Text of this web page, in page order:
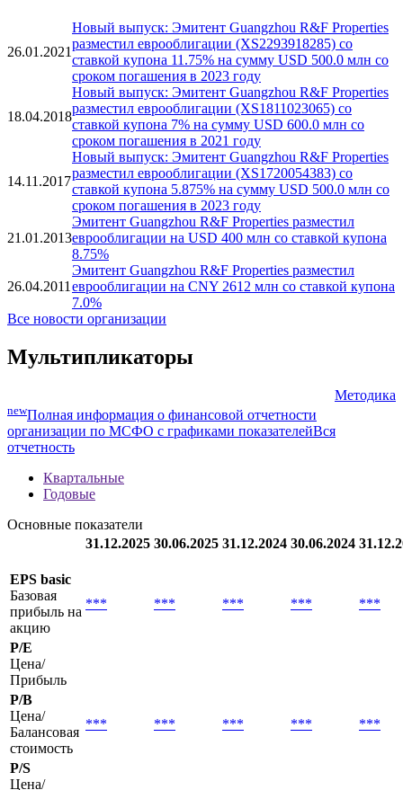
26.01.2021
Новый выпуск: Эмитент Guangzhou R&F Properties
разместил еврооблигации (XS2293918285) со
ставкой купона 11.75% на сумму USD 500.0 млн со
сроком погашения в 2023 году
18.04.2018
Новый выпуск: Эмитент Guangzhou R&F Properties
разместил еврооблигации (XS1811023065) со
ставкой купона 7% на сумму USD 600.0 млн со
сроком погашения в 2021 году
14.11.2017
Новый выпуск: Эмитент Guangzhou R&F Properties
разместил еврооблигации (XS1720054383) со
ставкой купона 5.875% на сумму USD 500.0 млн со
сроком погашения в 2023 году
21.01.2013
Эмитент Guangzhou R&F Properties разместил
еврооблигации на USD 400 млн со ставкой купона
8.75%
26.04.2011
Эмитент Guangzhou R&F Properties разместил
еврооблигации на CNY 2612 млн со ставкой купона
7.0%
Все новости организации
Мультипликаторы
Методика
newПолная информация о финансовой отчетности
организации по МСФО с графиками показателейВся
отчетность
Квартальные
Годовые
Основные показатели
31.12.2025 30.06.2025 31.12.2024 30.06.2024
EPS basic
Базовая
прибыль на
акцию
*** *** *** *** ***
P/E
Цена/
Прибыль
P/B
Цена/
Балансовая
стоимость
*** *** *** *** ***
P/S
Цена/